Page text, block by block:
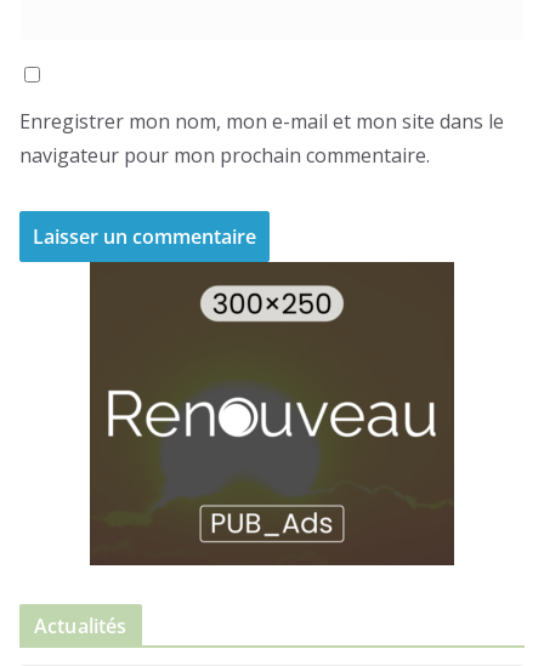
Enregistrer mon nom, mon e-mail et mon site dans le
navigateur pour mon prochain commentaire.
Actualités